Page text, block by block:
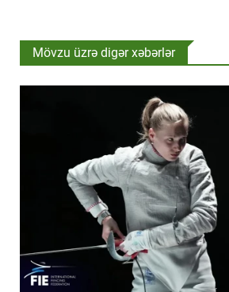
Mövzu üzrə digər xəbərlər